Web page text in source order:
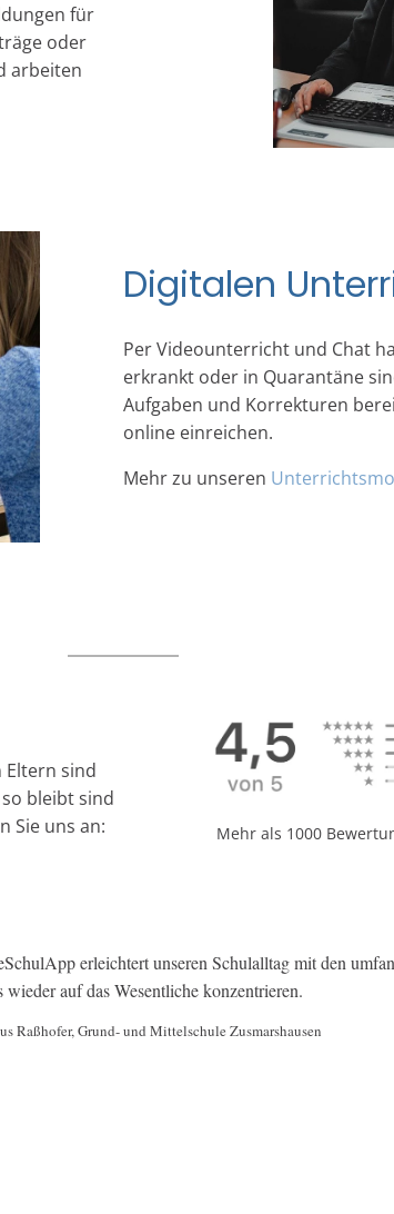
für
oder
arbeiten
Digitalen
Per Videounterricht und Chat
erkrankt oder in Quarantäne
Aufgaben und Korrekturen
online einreichen.
Mehr zu unseren
Eltern sind
bleibt sind
Sie uns an:
Mehr als 1000
erleichtert unseren Schulalltag mit den
wieder auf das Wesentliche konzentrieren.
Raßhofer, Grund- und Mittelschule Zusmarshausen